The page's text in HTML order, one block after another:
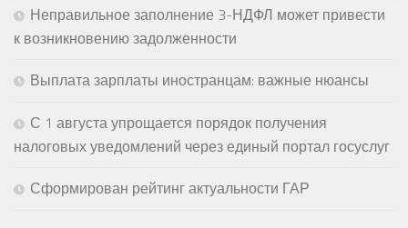
Неправильное заполнение 3-НДФЛ может привести
к возникновению задолженности
Выплата зарплаты иностранцам: важные нюансы
С 1 августа упрощается порядок получения
налоговых уведомлений через единый портал госуслуг
Сформирован рейтинг актуальности ГАР